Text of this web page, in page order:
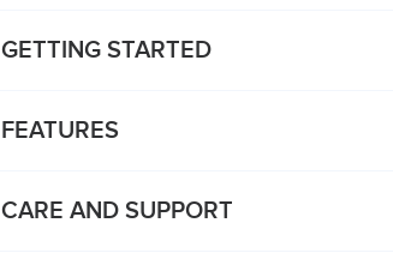
GETTING STARTED
FEATURES
CARE AND SUPPORT